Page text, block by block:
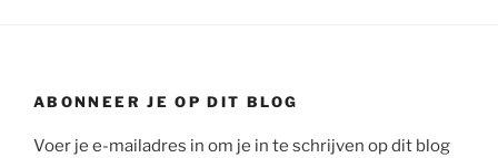
ABONNEER JE OP DIT BLOG
Voer je e-mailadres in om je in te schrijven op dit blog